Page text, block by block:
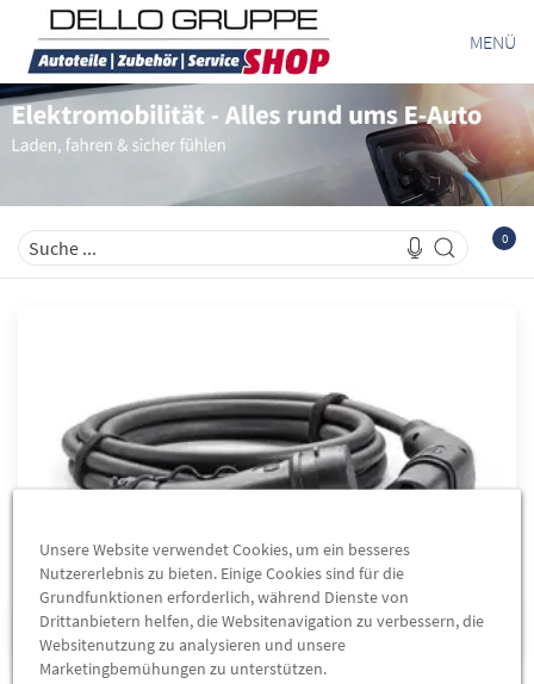
MENÜ
0
ELEKTROAUTO ZUBEHÖR
Unsere Website verwendet Cookies, um ein besseres
Nutzererlebnis zu bieten. Einige Cookies sind für die
Grundfunktionen erforderlich, während Dienste von
Drittanbietern helfen, die Websitenavigation zu verbessern, die
Websitenutzung zu analysieren und unsere
Marketingbemühungen zu unterstützen.